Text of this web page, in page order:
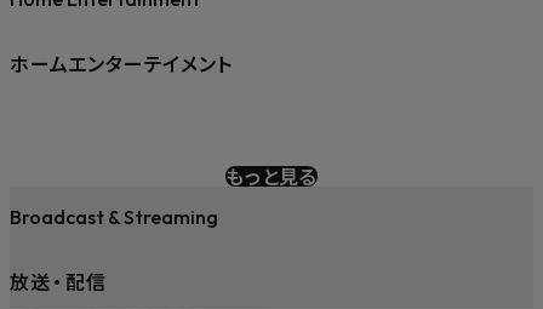
ホームエンターテイメント
もっと見る
Broadcast & Streaming
放送・ 配信